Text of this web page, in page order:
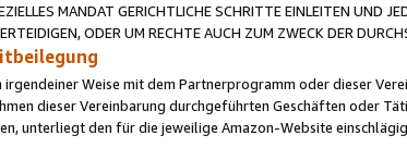
MANDAT GERICHTLICHE SCHRITTE EINLEITEN UND
ODER UM RECHTE AUCH ZUM ZWECK DER
Weise mit dem Partnerprogramm oder dieser
dieser Vereinbarung durchgeführten Geschäften oder
unterliegt den für die jeweilige Amazon-Website